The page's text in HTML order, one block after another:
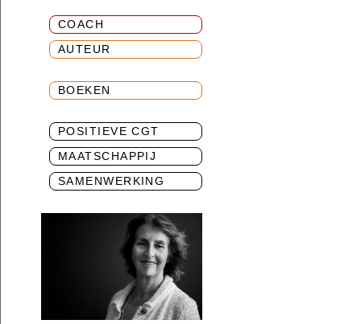
COACH
AUTEUR
BOEKEN
POSITIEVE CGT
MAATSCHAPPIJ
SAMENWERKING